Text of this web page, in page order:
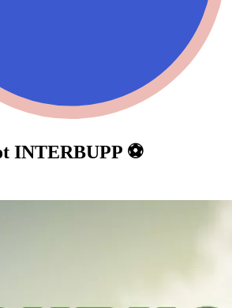
INTERBUPP ⚽